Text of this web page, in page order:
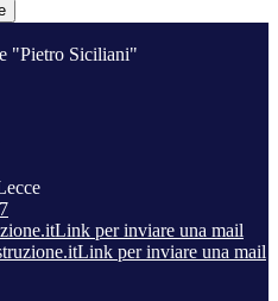
"Pietro Siciliani"
Link per inviare una mail
Link per inviare una mail